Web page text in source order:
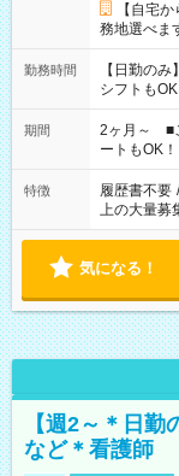
【自宅
務地選べま
勤務時間
【日勤のみ】
シフトも
「家族とお
たい」 「
えてくださいね。 ※Wワーク希望の方へ 今
する勤務時
間を超える
期間
2ヶ月～ ■
ートもOK！
特徴 履歴書不要 /
上の大量募
気になる！
【週2～＊日
など＊看護師